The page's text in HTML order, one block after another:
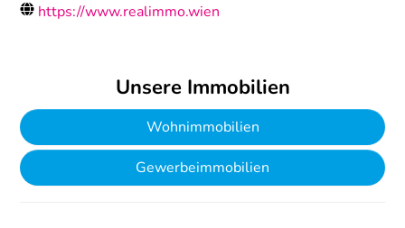
https://www.realimmo.wien
Unsere Immobilien
Wohnimmobilien
Gewerbeimmobilien